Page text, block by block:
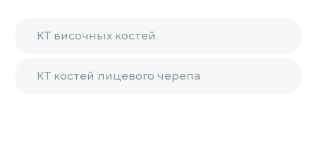
КТ височных костей
КТ костей лицевого черепа